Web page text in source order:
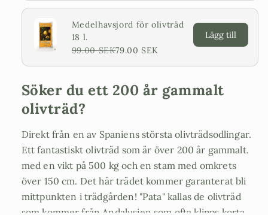
Medelhavsjord för olivträd
18 l.
99.00 SEK79.00 SEK
Lägg till
Söker du ett 200 år gammalt
olivträd?
Direkt från en av Spaniens största olivträdsodlingar.
Ett fantastiskt olivträd som är över 200 år gammalt.
med en vikt på 500 kg och en stam med omkrets
över 150 cm. Det här trädet kommer garanterat bli
mittpunkten i trädgården! "Pata" kallas de olivträd
som kommer från Andalusien som ofta klipps korta